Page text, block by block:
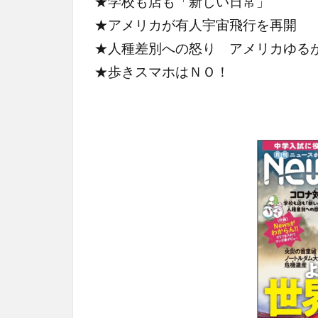
★アメリカが有人宇宙飛行を再開
★人種差別への怒り アメリカゆる
★歩きスマホはＮＯ！